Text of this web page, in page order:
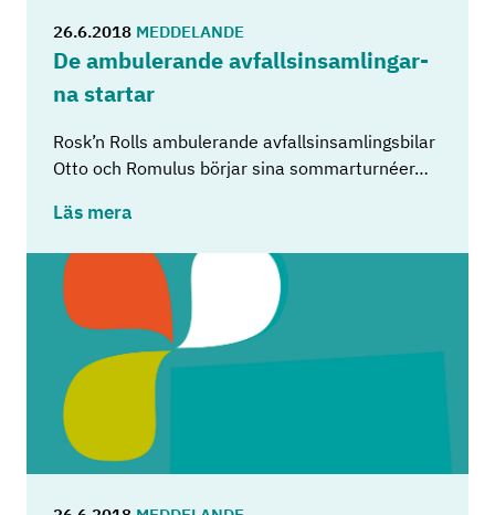
26.6.2018 MEDDELANDE
De am­bu­le­ran­de av­fallsin­sam­ling­ar­
na star­tar
Rosk’n Rolls ambulerande avfallsinsamlingsbilar
Otto och Romulus börjar sina sommarturnéer…
Läs mera